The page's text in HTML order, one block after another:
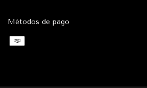
Métodos de pago